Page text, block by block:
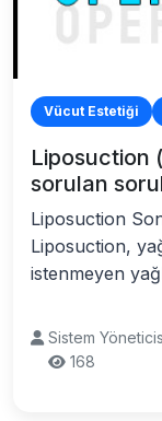
Vücut Estetiği
Liposuction
sorulan
Liposuction
Liposuction,
istenmeyen
Sistem
168